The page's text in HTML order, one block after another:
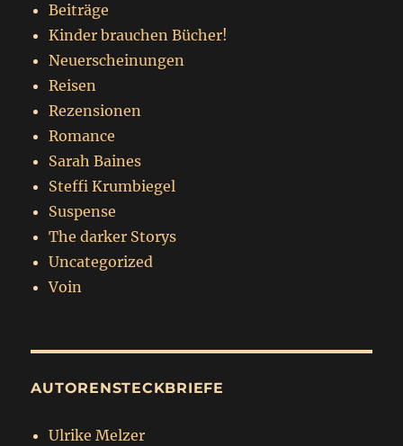
Beiträge
Kinder brauchen Bücher!
Neuerscheinungen
Reisen
Rezensionen
Romance
Sarah Baines
Steffi Krumbiegel
Suspense
The darker Storys
Uncategorized
Voin
AUTORENSTECKBRIEFE
Ulrike Melzer